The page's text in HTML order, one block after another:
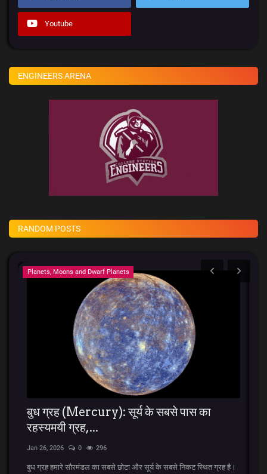
Youtube
ENGINEERS ARENA
RANDOM POSTS
Planets, Moons and Dwarf Planets
बुध ग्रह (Mercury): सूर्य के सबसे पास का
रहस्यमयी ग्रह,...
Jan 26, 2026 0 296
बुध ग्रह हमारे सौरमंडल का सबसे छोटा और सूर्य के सबसे निकट स्थित ग्रह है।